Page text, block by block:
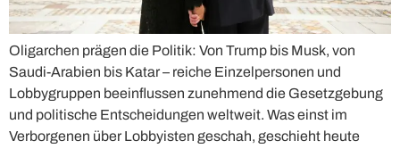
Oligarchen prägen die Politik: Von Trump bis Musk, von
Saudi-Arabien bis Katar – reiche Einzelpersonen und
Lobbygruppen beeinflussen zunehmend die Gesetzgebung
und politische Entscheidungen weltweit. Was einst im
Verborgenen über Lobbyisten geschah, geschieht heute